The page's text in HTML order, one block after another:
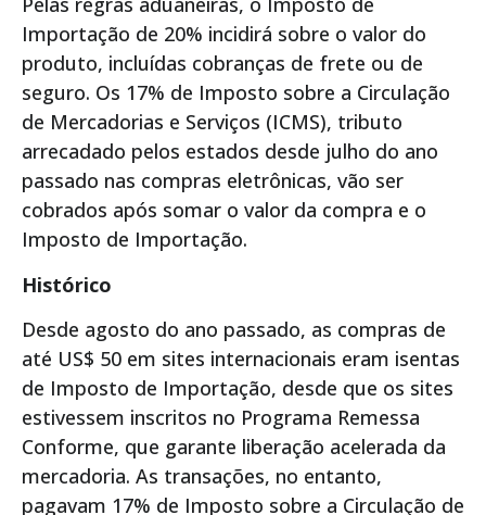
Importação de 20% incidirá sobre o valor do
produto, incluídas cobranças de frete ou de
seguro. Os 17% de Imposto sobre a Circulação
de Mercadorias e Serviços (ICMS), tributo
arrecadado pelos estados desde julho do ano
passado nas compras eletrônicas, vão ser
cobrados após somar o valor da compra e o
Imposto de Importação.
Histórico
Desde agosto do ano passado, as compras de
até US$ 50 em sites internacionais eram isentas
de Imposto de Importação, desde que os sites
estivessem inscritos no Programa Remessa
Conforme, que garante liberação acelerada da
mercadoria. As transações, no entanto,
pagavam 17% de Imposto sobre a Circulação de